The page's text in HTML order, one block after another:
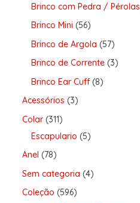
Brinco com Pedra / Pérolas
Brinco Mini 56
Brinco de Argola 57
Brinco de Corrente 3
Brinco Ear Cuff 8
Acessórios 3
Colar 311
Escapulario 5
Anel 78
Sem categoria 4
Coleção 596